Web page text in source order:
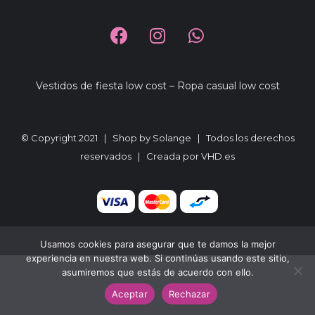
Vestidos de fiesta low cost– Ropa casual low cost
© Copyright 2021 | Shop by Solange | Todos los derechos
reservados | Creada porVHD.es
Usamos cookies para asegurar que te damos la mejor
experiencia en nuestra web. Si continúas usando este sitio,
asumiremos que estás de acuerdo con ello.
Aceptar
Rechazar